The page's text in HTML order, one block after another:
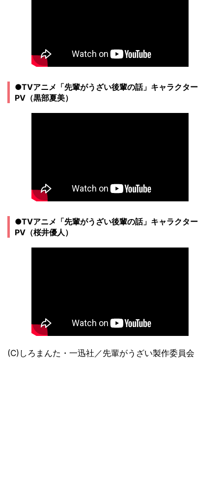
●TVアニメ「先輩がうざい後輩の話」キャラクター
PV（黒部夏美）
●TVアニメ「先輩がうざい後輩の話」キャラクター
PV（桜井優人）
(C)しろまんた・一迅社／先輩がうざい製作委員会